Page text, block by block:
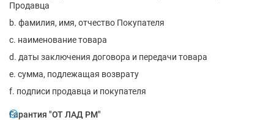
Продавца
b. фамилия, имя, отчество Покупателя
c. наименование товара
d. даты заключения договора и передачи товара
e. сумма, подлежащая возврату
f. подписи продавца и покупателя​​​
Гарантия "ОТ ЛАД РМ"